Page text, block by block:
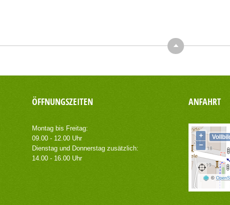
Top
ÖFFNUNGSZEITEN
Montag bis Freitag:
09.00 - 12.00 Uhr
Dienstag und Donnerstag zusätzlich:
14.00 - 16.00 Uhr
ANFAHRT
+
−
©